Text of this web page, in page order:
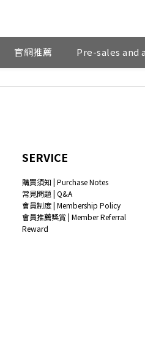
官網推薦 Pre-sales and
SERVICE
購買須知 | Purchase Notes
常見問題 | Q&A
會員制度 | Membership Policy
會員推薦獎賞 | Member Referral
Reward